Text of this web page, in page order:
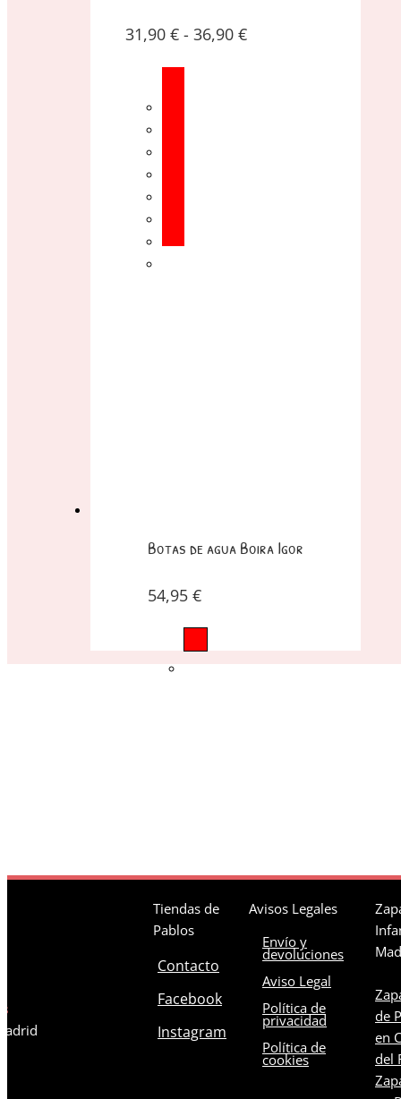
31,90 € - 36,90 €
Botas de agua Boira Igor
54,95 €
Tiendas de
Pablos
Contacto
Facebook
Instagram
Avisos Legales
Envío y
devoluciones
Aviso Legal
Política de
privacidad
Política de
cookies
de
en
del